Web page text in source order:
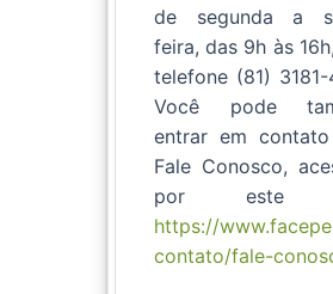
de segunda a
feira, das 9h às
telefone (81) 3181-
Você pode
entrar em
Fale Conosco,
por este
https://
contato/fale-